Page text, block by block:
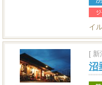
イ
[ 新
沼